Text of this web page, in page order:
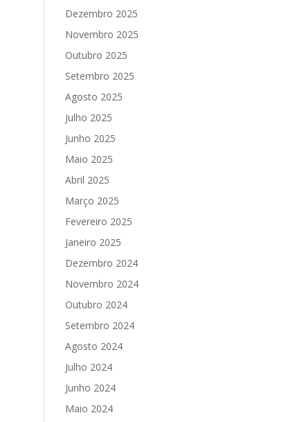
Dezembro 2025
Novembro 2025
Outubro 2025
Setembro 2025
Agosto 2025
Julho 2025
Junho 2025
Maio 2025
Abril 2025
Março 2025
Fevereiro 2025
Janeiro 2025
Dezembro 2024
Novembro 2024
Outubro 2024
Setembro 2024
Agosto 2024
Julho 2024
Junho 2024
Maio 2024